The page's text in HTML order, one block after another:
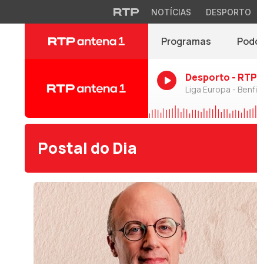
NOTÍCIAS DESPORTO
Programas
Desporto -
Liga Europa -
Postal do Dia